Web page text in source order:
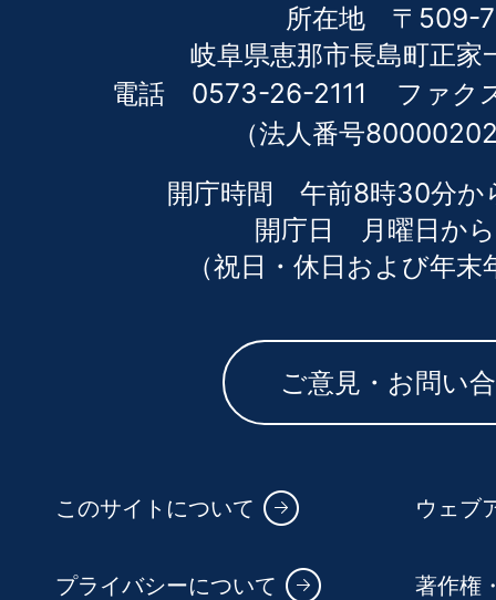
所在地 〒509-
岐阜県恵那市長島町正家
電話 0573-26-2111
ファ
（法人番号
開庁時間 午前8時30分か
開庁日 月曜日か
（祝日・休日および年
ご意見・お問い
このサイトについて ウェブ
プライバシーについて 著作権